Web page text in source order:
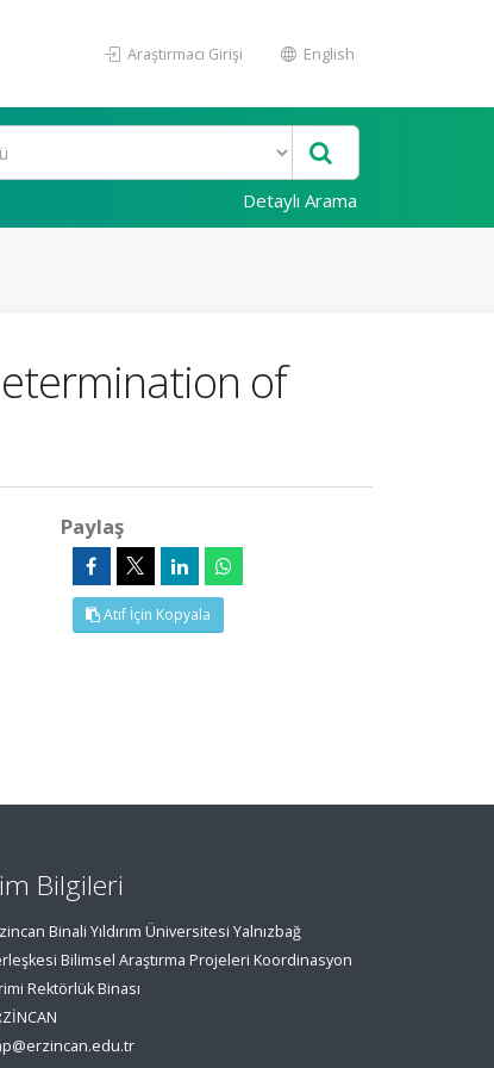
Araştırmacı Girişi English
Detaylı Arama
of
Paylaş
Atıf İçin Kopyala
Bilgileri
Binali Yıldırım Üniversitesi Yalnızbağ
Bilimsel Araştırma Projeleri Koordinasyon
Rektörlük Binası